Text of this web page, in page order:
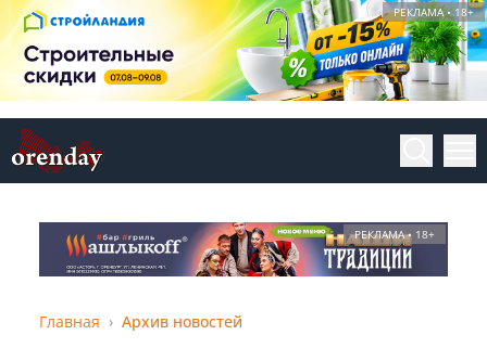
РЕКЛАМА • 18+
РЕКЛАМА • 18+
Главная Архив новостей